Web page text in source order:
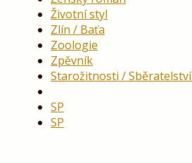
Životní styl
Zlín / Baťa
Zoologie
Zpěvník
Starožitnosti / Sběratelství
SP
SP